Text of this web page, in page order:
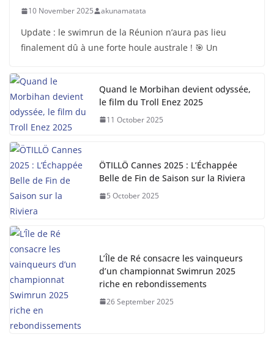
10 November 2025 akunamatata
Update : le swimrun de la Réunion n’aura pas lieu
finalement dû à une forte houle australe ! 🎯 Un
Quand le Morbihan devient odyssée,
le film du Troll Enez 2025
11 October 2025
ÖTILLÖ Cannes 2025 : L’Échappée
Belle de Fin de Saison sur la Riviera
5 October 2025
L’Île de Ré consacre les vainqueurs
d’un championnat Swimrun 2025
riche en rebondissements
26 September 2025